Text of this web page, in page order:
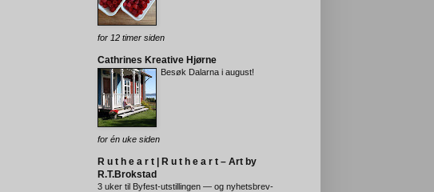
for 12 timer siden
Cathrines Kreative Hjørne
Besøk Dalarna i august!
for én uke siden
R u t h e a r t | R u t h e a r t – Art by
R.T.Brokstad
3 uker til Byfest-utstillingen — og nyhetsbrev-